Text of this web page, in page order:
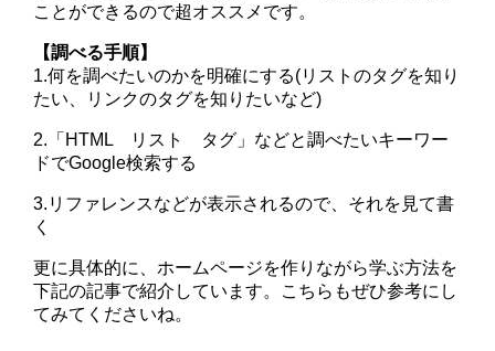
ことができるので超オススメです。
【調べる手順】
1.何を調べたいのかを明確にする(リストのタグを知り
たい、リンクのタグを知りたいなど)
2.「HTML リスト タグ」などと調べたいキーワー
ドでGoogle検索する
3.リファレンスなどが表示されるので、それを見て書
く
更に具体的に、ホームページを作りながら学ぶ方法を
下記の記事で紹介しています。こちらもぜひ参考にし
てみてくださいね。